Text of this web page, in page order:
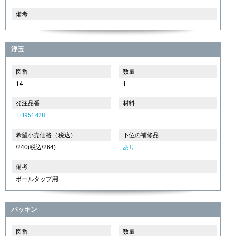
備考
浮玉
図番
14
数量
1
発注品番
TH95142R
材料
希望小売価格（税込）
\240(税込\264)
下位の補修品
あり
備考
ボールタップ用
パッキン
図番
数量